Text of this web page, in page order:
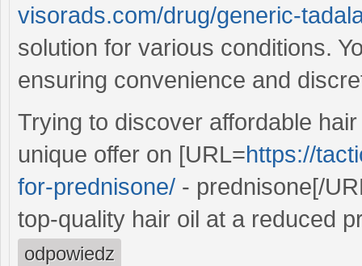
visorads.com/drug/generic-
solution for various conditions.
ensuring convenience and
Trying to discover affordable
unique offer on [URL=https://
for-prednisone/ - prednisone[/
top-quality hair oil at a reduced
odpowiedz